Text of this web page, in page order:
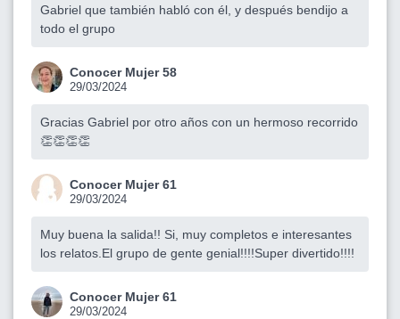
Gabriel que también habló con él, y después bendijo a
todo el grupo
Conocer Mujer 58
29/03/2024
Gracias Gabriel por otro años con un hermoso recorrido
👏👏👏👏
Conocer Mujer 61
29/03/2024
Muy buena la salida!! Si, muy completos e interesantes
los relatos.El grupo de gente genial!!!!Super divertido!!!!
Conocer Mujer 61
29/03/2024